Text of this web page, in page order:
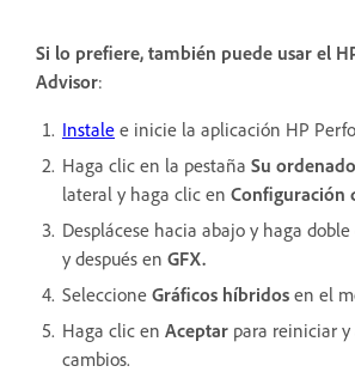
Si lo prefiere, también puede usar el
Advisor:
Instale e inicie la aplicación HP
Haga clic en la pestaña Su
lateral y haga clic en Configuración
Desplácese hacia abajo y haga
y después en GFX.
Seleccione Gráficos híbridos en el
Haga clic en Aceptar para reiniciar
cambios.